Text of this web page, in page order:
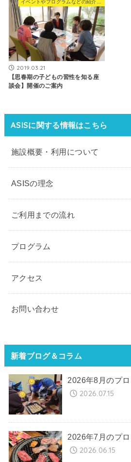
2019.03.21
【思春期の子どもの習性を知る座
談会】開催のご案内
ASISに関する情報はこちら
施設概要・利用について
ASISの理念
ご利用までの流れ
プログラム
アクセス
お問い合わせ
新着ブログ＆コラム
2026年8月のプ
2026.07.15
2026年7月のプ
2026.06.15